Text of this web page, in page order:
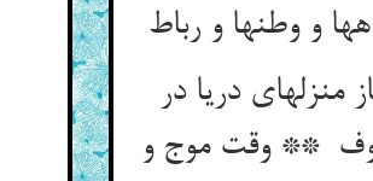
منزلهای دریا در
** وقت موج و